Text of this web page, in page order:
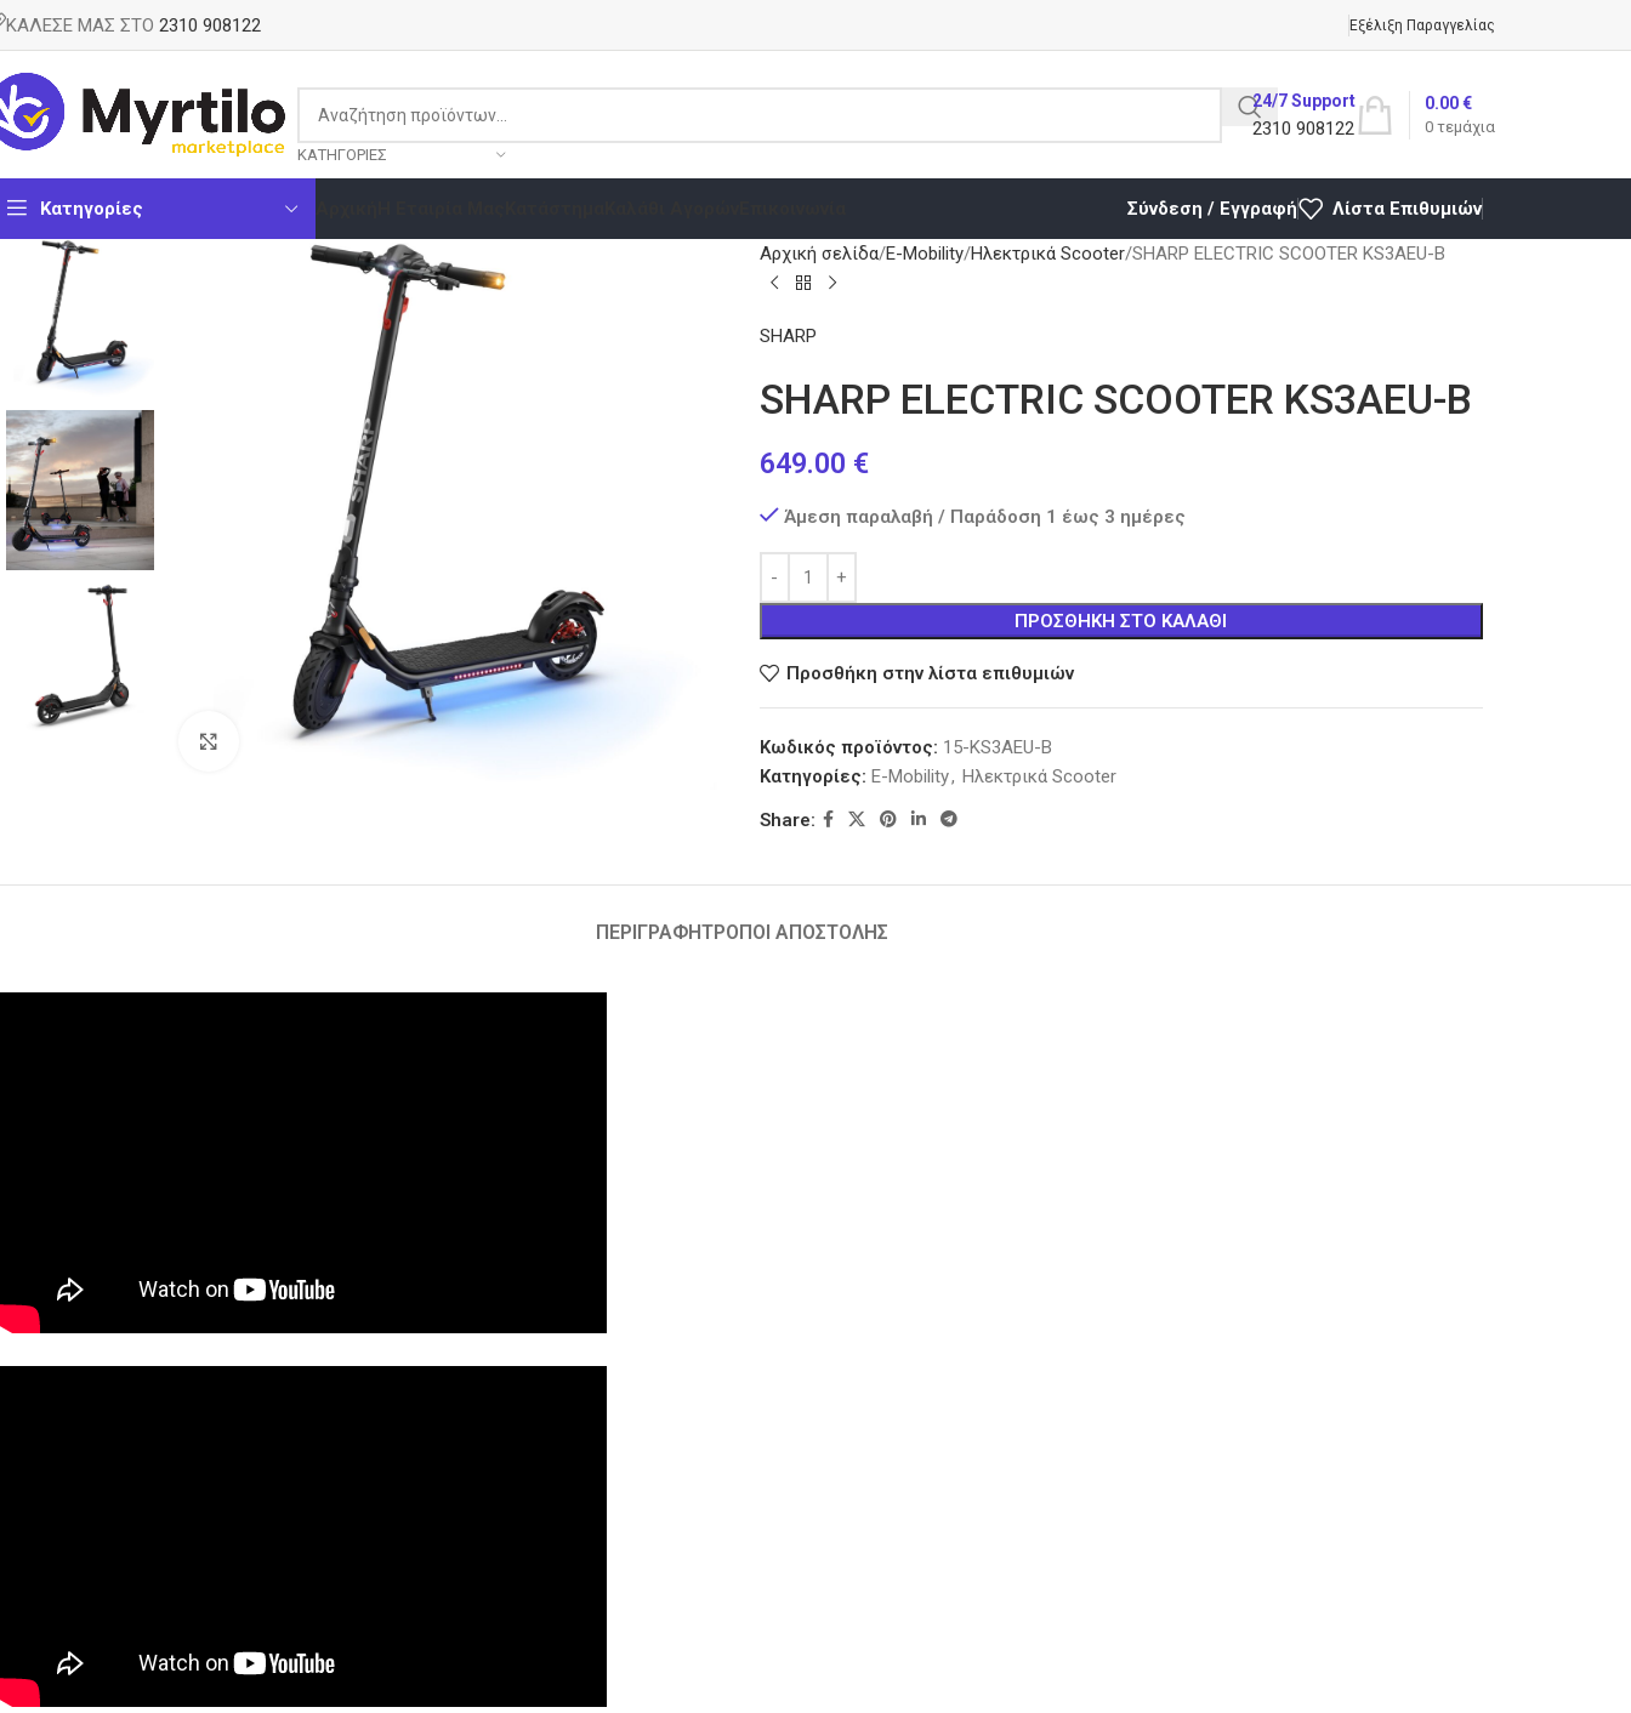
ΚΑΛΕΣΕ ΜΑΣ ΣΤΟ 2310 908122 Εξέλιξη Παραγγελίας
ΚΑΤΗΓΟΡΊΕΣ
24/7 Support
2310 908122 0 τεμάχια
0.00€
Κατηγορίες Σύνδεση / Εγγραφή Λίστα Επιθυμιών
Κάντε κλικ για μεγέθυνση
Αρχική σελίδα E-Mobility Ηλεκτρικά Scooter SHARP ELECTRIC SCOOTER KS3AEU-B
SHARP
SHARP ELECTRIC SCOOTER KS3AEU-B
649.00 €
Άμεση παραλαβή / Παράδοση 1 έως 3 ημέρες
ΠΡΟΣΘΉΚΗ ΣΤΟ ΚΑΛΆΘΙ
Προσθήκη στην λίστα επιθυμιών
Κωδικός προϊόντος: 15-KS3AEU-B
Κατηγορίες: E-Mobility, Ηλεκτρικά Scooter
Share:
ΠΕΡΙΓΡΑΦΉΤΡΟΠΟΙ ΑΠΟΣΤΟΛΗΣ